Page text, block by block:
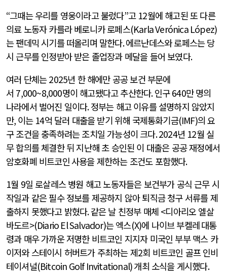
“그때는 우리를 영웅이라고 불렀다”고 12월에 해고된 또 다른
의료 노동자 카를라 베로니카 로페스(Karla Verónica López)
는 팬데믹 시기를 떠올리며 말한다.에르난데스와 로페스는 당
시 근무를 인정받아 받은 졸업장과 메달을 들어 보였다.
여러 단체는2025년 한 해에만 공공 보건 부문에
서 7,000~8,000명이 해고됐다고 추산한다.인구640만 명의
나라에서 벌어진 일이다.정부는 해고 이유를 설명하지 않았지
만, 이는 14억 달러 대출을 받기 위해 국제통화기금(IMF)의 요
구 조건을 충족하려는 조치일 가능성이 크다. 2024년 12월 실
무 합의를 체결한 뒤 지난해 초 승인된 이 대출은 공공 재정에서
암호화폐 비트코인사용을 제한하는 조건도 포함했다.
1월 9일 로살레스 병원 해고 노동자들은 보건부가 공식 근무 시
작일과 같은 필수 정보를 제공하지 않아 퇴직금 청구 서류를 제
출하지 못했다고 밝혔다.같은 날 친정부 매체 <디아리오 엘살
바도르>(Diario El Salvador)는 엑스(X)에 나이브 부켈레대통
령과 매우 가까운 저명한 비트코인 지지자 미국인 부부 맥스 카
이저와 스테이시 허버트가 주최하는 제2회 비트코인 골프 인비
테이셔널(Bitcoin Golf Invitational)개최 소식을 게시했다.